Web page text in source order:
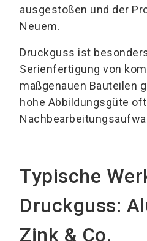
ausgestoßen und der
Neuem.
Druckguss ist
Serienfertigung von
maßgenauen Bauteilen
hohe Abbildungsgüte
Typische
Druckguss:
Zink & Co.